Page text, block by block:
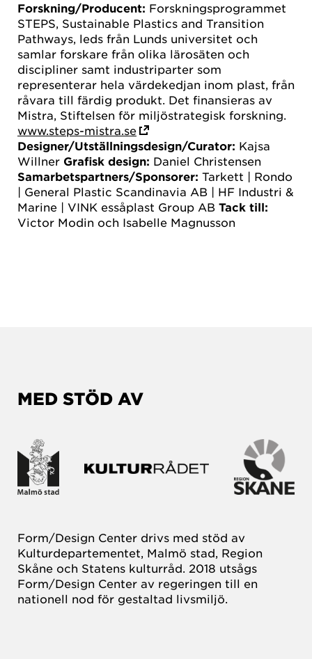
Forskning/Producent: Forskningsprogrammet
STEPS, Sustainable Plastics and Transition
Pathways, leds från Lunds universitet och
samlar forskare från olika lärosäten och
discipliner samt industriparter som
representerar hela värdekedjan inom plast, från
råvara till färdig produkt. Det finansieras av
Mistra, Stiftelsen för miljöstrategisk forskning.
www.steps-mistra.se
Designer/Utställningsdesign/Curator: Kajsa
Willner Grafisk design: Daniel Christensen
Samarbetspartners/Sponsorer: Tarkett | Rondo
| General Plastic Scandinavia AB | HF Industri &
Marine | VINK essåplast Group AB Tack till:
Victor Modin och Isabelle Magnusson
MED STÖD AV
Form/Design Center drivs med stöd av
Kulturdepartementet, Malmö stad, Region
Skåne och Statens kulturråd. 2018 utsågs
Form/Design Center av regeringen till en
nationell nod för gestaltad livsmiljö.